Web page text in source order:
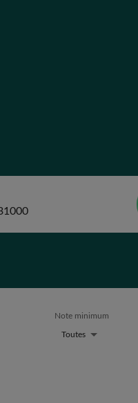
Note minimum
Toutes